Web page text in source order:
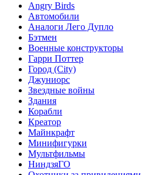
Angry Birds
Автомобили
Аналоги Лего Дупло
Бэтмен
Военные конструкторы
Гарри Поттер
Город (City)
Джуниорс
Звездные войны
Здания
Корабли
Креатор
Майнкрафт
Минифигурки
Мультфильмы
НиндзяГО